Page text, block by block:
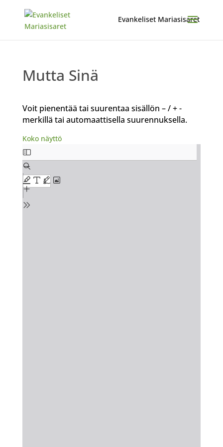
Mutta Sinä
Voit pienentää tai suurentaa sisällön – / + -
merkillä tai automaattisella suurennuksella.
Koko näyttö
Skip
to
PDF
content